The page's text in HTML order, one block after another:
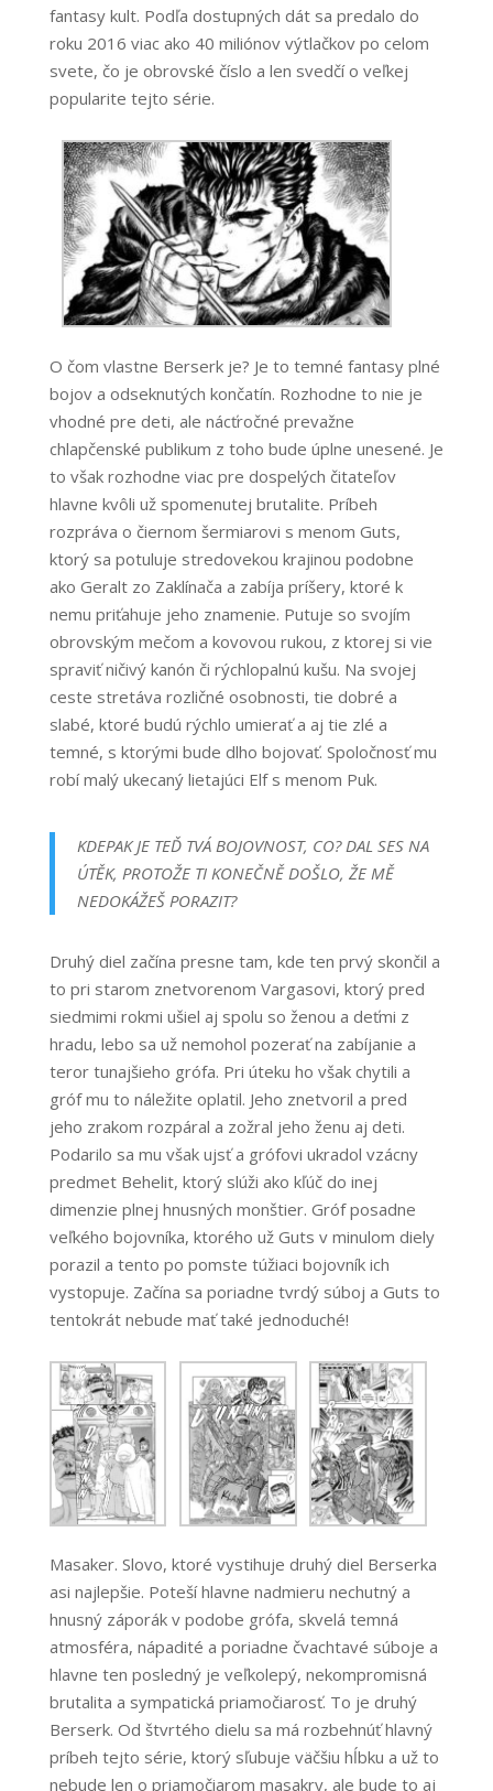
fantasy kult. Podľa dostupných dát sa predalo do
roku 2016 viac ako 40 miliónov výtlačkov po celom
svete, čo je obrovské číslo a len svedčí o veľkej
popularite tejto série.
O čom vlastne Berserk je? Je to temné fantasy plné
bojov a odseknutých končatín. Rozhodne to nie je
vhodné pre deti, ale nácťročné prevažne
chlapčenské publikum z toho bude úplne unesené. Je
to však rozhodne viac pre dospelých čitateľov
hlavne kvôli už spomenutej brutalite. Príbeh
rozpráva o čiernom šermiarovi s menom Guts,
ktorý sa potuluje stredovekou krajinou podobne
ako Geralt zo Zaklínača a zabíja príšery, ktoré k
nemu priťahuje jeho znamenie. Putuje so svojím
obrovským mečom a kovovou rukou, z ktorej si vie
spraviť ničivý kanón či rýchlopalnú kušu. Na svojej
ceste stretáva rozličné osobnosti, tie dobré a
slabé, ktoré budú rýchlo umierať a aj tie zlé a
temné, s ktorými bude dlho bojovať. Spoločnosť mu
robí malý ukecaný lietajúci Elf s menom Puk.
KDEPAK JE TEĎ TVÁ BOJOVNOST, CO? DAL SES NA
ÚTĚK, PROTOŽE TI KONEČNĚ DOŠLO, ŽE MĚ
NEDOKÁŽEŠ PORAZIT?
Druhý diel začína presne tam, kde ten prvý skončil a
to pri starom znetvorenom Vargasovi, ktorý pred
siedmimi rokmi ušiel aj spolu so ženou a deťmi z
hradu, lebo sa už nemohol pozerať na zabíjanie a
teror tunajšieho grófa. Pri úteku ho však chytili a
gróf mu to náležite oplatil. Jeho znetvoril a pred
jeho zrakom rozpáral a zožral jeho ženu aj deti.
Podarilo sa mu však ujsť a grófovi ukradol vzácny
predmet Behelit, ktorý slúži ako kľúč do inej
dimenzie plnej hnusných monštier. Gróf posadne
veľkého bojovníka, ktorého už Guts v minulom diely
porazil a tento po pomste túžiaci bojovník ich
vystopuje. Začína sa poriadne tvrdý súboj a Guts to
tentokrát nebude mať také jednoduché!
Masaker. Slovo, ktoré vystihuje druhý diel Berserka
asi najlepšie. Poteší hlavne nadmieru nechutný a
hnusný záporák v podobe grófa, skvelá temná
atmosféra, nápadité a poriadne čvachtavé súboje a
hlavne ten posledný je veľkolepý, nekompromisná
brutalita a sympatická priamočiarosť. To je druhý
Berserk. Od štvrtého dielu sa má rozbehnúť hlavný
príbeh tejto série, ktorý sľubuje väčšiu hĺbku a už to
nebude len o priamočiarom masakry, ale bude to aj